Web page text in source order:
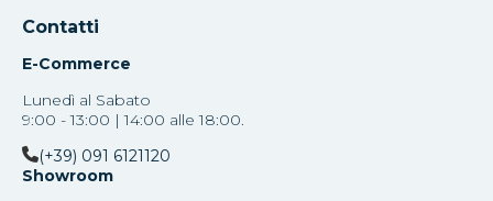
Contatti
E-Commerce
Lunedì al Sabato
9:00 - 13:00 | 14:00 alle 18:00.
(+39) 091 6121120
Showroom